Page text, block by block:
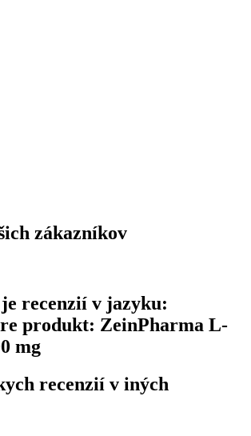
zákazníkov
recenzií v jazyku:
produkt: ZeinPharma L-
mg
recenzií v iných